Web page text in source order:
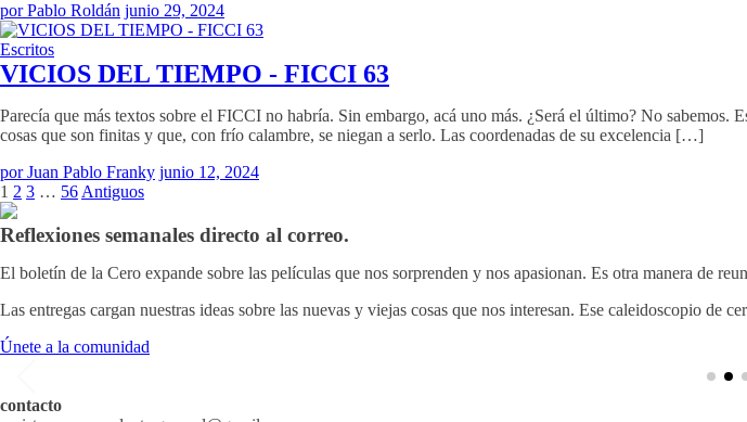
por Pablo Roldán junio 29, 2024
Escritos
VICIOS DEL TIEMPO - FICCI 63
Parecía que más textos sobre el FICCI no habría. Sin embargo, acá uno más. ¿Será el último? No
cosas que son finitas y que, con frío calambre, se niegan a serlo. Las coordenadas de su excelencia […]
por Juan Pablo Franky junio 12, 2024
Page
1 Page
2 Page
3 … Page
56 AntiguosOlder
Reflexiones semanales directo al correo.
El boletín de la Cero expande sobre las películas que nos sorprenden y nos apasionan. Es otra manera de
Las entregas cargan nuestras ideas sobre las nuevas y viejas cosas que nos interesan. Ese caleidoscopio de
Únete a la comunidad
contacto